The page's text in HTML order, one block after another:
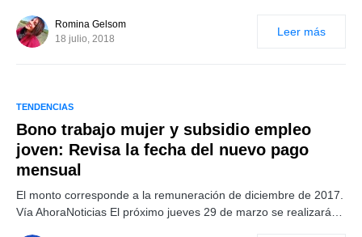
Romina Gelsom
18 julio, 2018
Leer más
TENDENCIAS
Bono trabajo mujer y subsidio empleo
joven: Revisa la fecha del nuevo pago
mensual
El monto corresponde a la remuneración de diciembre de 2017.
Vía AhoraNoticias El próximo jueves 29 de marzo se realizará…